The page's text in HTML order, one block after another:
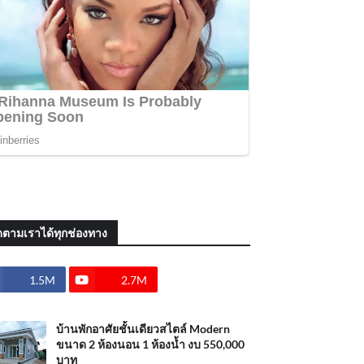
ามเราได้ทุกช่องทาง
1.5M 2.7M
บ้านพักอาศัยชั้นเดียวสไตล์ Modern
ขนาด 2 ห้องนอน 1 ห้องน้ำ งบ 550,000
บาท